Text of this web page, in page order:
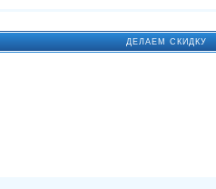
ДЕЛАЕМ СКИДКУ